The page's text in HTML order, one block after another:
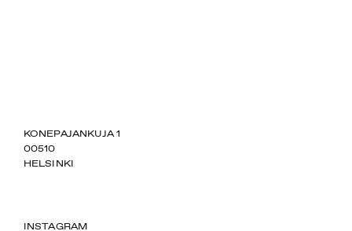
SUOMIAREENA
KONEPAJANKUJA 1
00510
HELSINKI
INSTAGRAM